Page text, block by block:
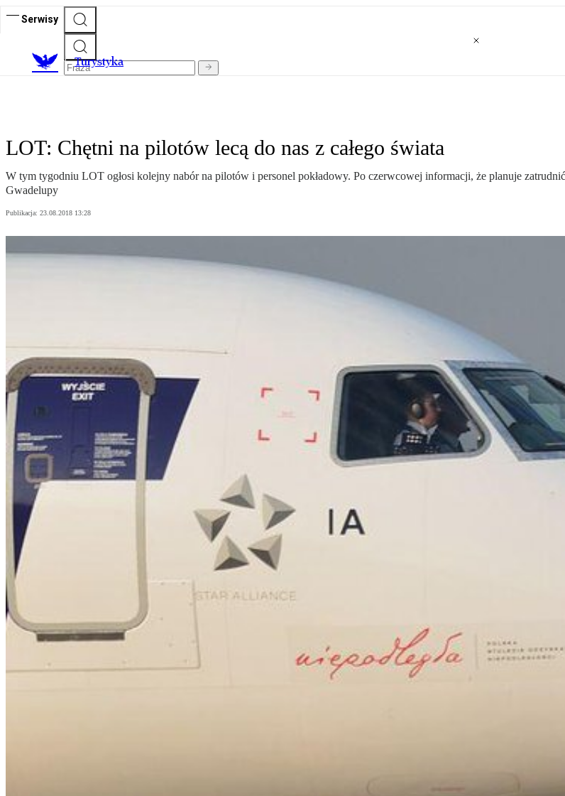
Serwisy
Turystyka
LOT: Chętni na pilotów lecą do nas z całego świata
W tym tygodniu LOT ogłosi kolejny nabór na pilotów i personel pokładowy. Po czerwcowej informacji, że planuje
Gwadelupy
Publikacja: 23.08.2018 13:28